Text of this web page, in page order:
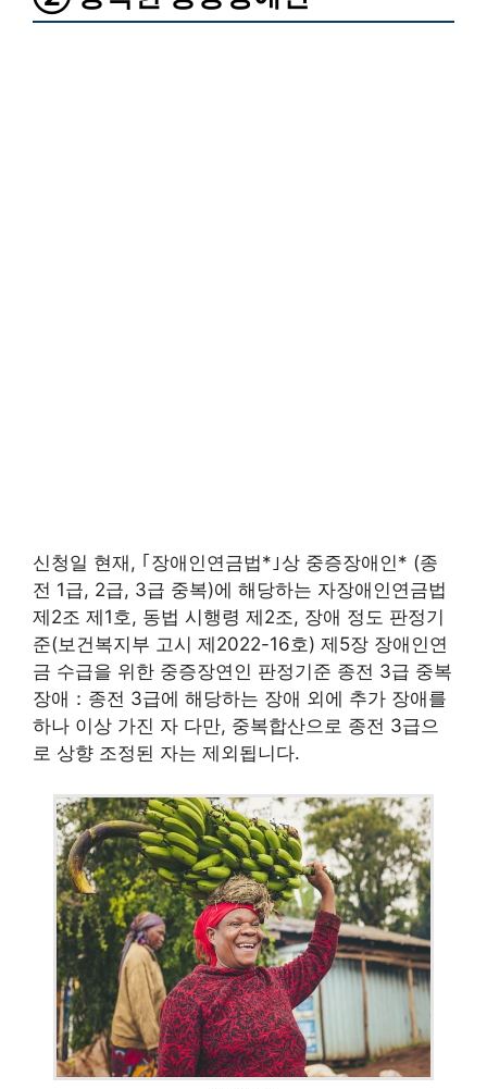
신청일 현재, ｢장애인연금법*｣상 중증장애인* (종
전 1급, 2급, 3급 중복)에 해당하는 자장애인연금법
제2조 제1호, 동법 시행령 제2조, 장애 정도 판정기
준(보건복지부 고시 제2022-16호) 제5장 장애인연
금 수급을 위한 중증장연인 판정기준 종전 3급 중복
장애：종전 3급에 해당하는 장애 외에 추가 장애를
하나 이상 가진 자 다만, 중복합산으로 종전 3급으
로 상향 조정된 자는 제외됩니다.